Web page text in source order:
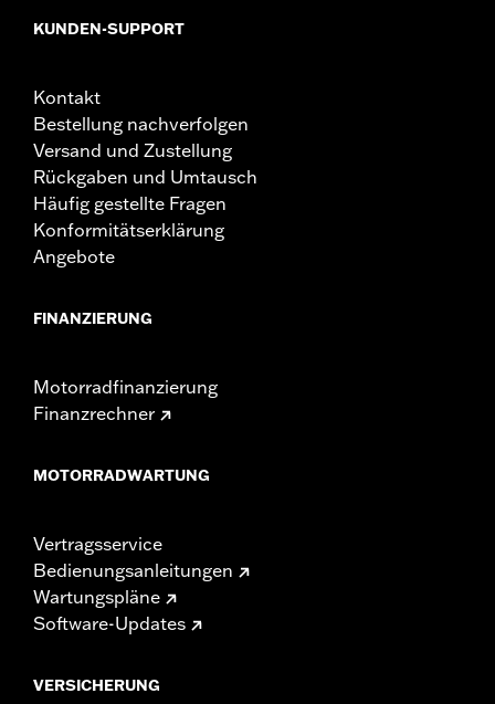
KUNDEN-SUPPORT
Kontakt
Bestellung nachverfolgen
Versand und Zustellung
Rückgaben und Umtausch
Häufig gestellte Fragen
Konformitätserklärung
Angebote
FINANZIERUNG
Motorradfinanzierung
Finanzrechner
MOTORRADWARTUNG
Vertragsservice
Bedienungsanleitungen
Wartungspläne
Software-Updates
VERSICHERUNG